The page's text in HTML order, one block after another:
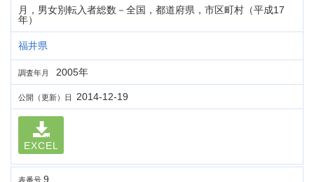
月，男女別転入者総数－全国，都道府県，市区町村（平成17
年）
福井県
調査年月 2005年
公開（更新）日 2014-12-19
EXCEL
表番号 9